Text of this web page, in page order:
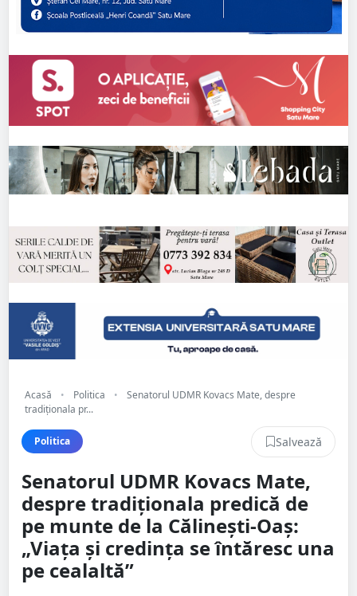
Acasă • Politica •
Senatorul UDMR Kovacs Mate, despre
tradiționala pr...
Politica Salvează
Senatorul UDMR Kovacs Mate,
despre tradiționala predică de
pe munte de la Călinești-Oaș:
„Viața și credința se întăresc una
pe cealaltă”